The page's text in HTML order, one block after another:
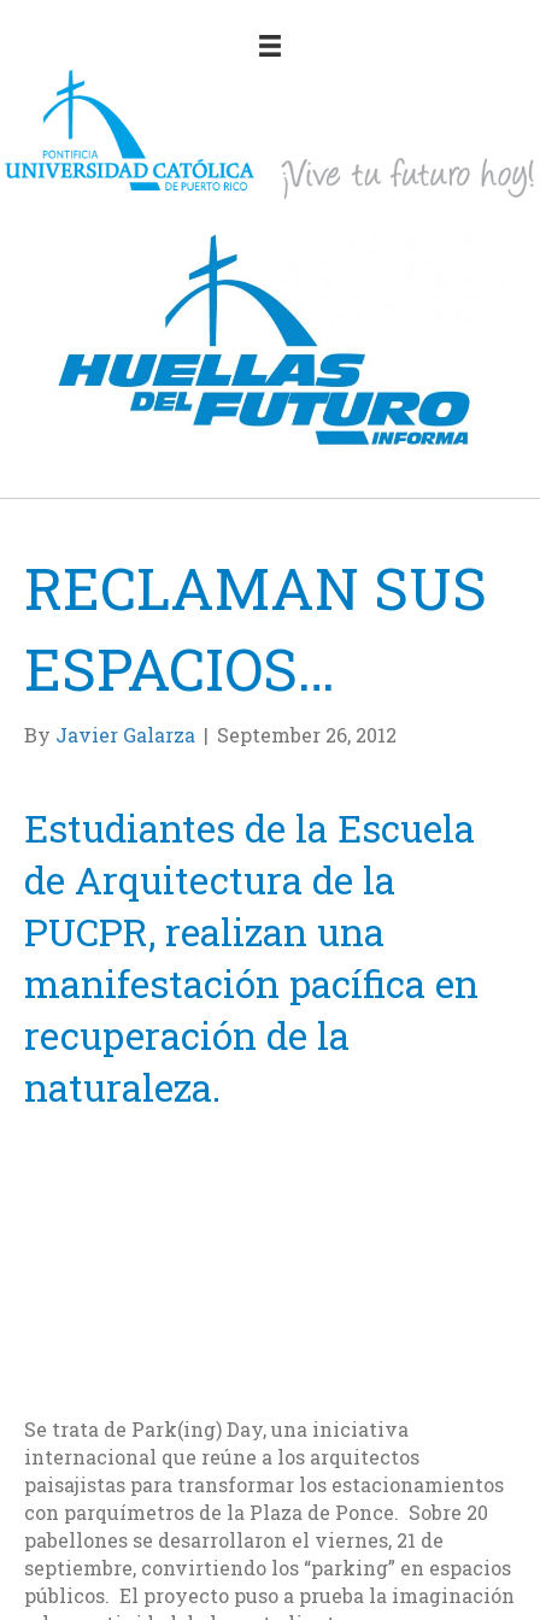
RECLAMAN SUS
ESPACIOS…
By Javier Galarza | September 26, 2012
Estudiantes de la Escuela
de Arquitectura de la
PUCPR, realizan una
manifestación pacífica en
recuperación de la
naturaleza.
Se trata de Park(ing) Day, una iniciativa
internacional que reúne a los arquitectos
paisajistas para transformar los estacionamientos
con parquímetros de la Plaza de Ponce. Sobre 20
pabellones se desarrollaron el viernes, 21 de
septiembre, convirtiendo los “parking” en espacios
públicos. El proyecto puso a prueba la imaginación